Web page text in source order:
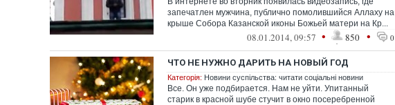
запечатлен мужчина, публично помолившийся Аллаху на
крыше Собора Казанской иконы Божьей матери на Кр...
08.01.2014, 09:57 • 850 • 0
ЧТО НЕ НУЖНО ДАРИТЬ НА НОВЫЙ ГОД
Категорія: Новини суспільства: читати соціальні новини
Все. Он уже подбирается. Нам не уйти. Упитанный
старик в красной шубе стучит в окно посеребренной